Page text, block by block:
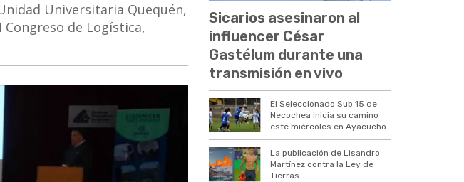
Universitaria Quequén,
de Logística,
Sicarios asesinaron al
influencer César
Gastélum durante una
transmisión en vivo
El Seleccionado Sub 15 de
Necochea inicia su camino
este miércoles en Ayacucho
La publicación de Lisandro
Martínez contra la Ley de
Tierras